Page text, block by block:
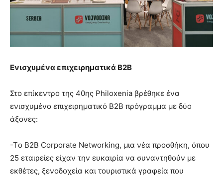
Ενισχυμένα επιχειρηματικά Β2Β
Στο επίκεντρο της 40ης Philoxenia βρέθηκε ένα
ενισχυμένο επιχειρηματικό B2B πρόγραμμα με δύο
άξονες:
-Τo B2B Corporate Networking, μια νέα προσθήκη, όπου
25 εταιρείες είχαν την ευκαιρία να συναντηθούν με
εκθέτες, ξενοδοχεία και τουριστικά γραφεία που